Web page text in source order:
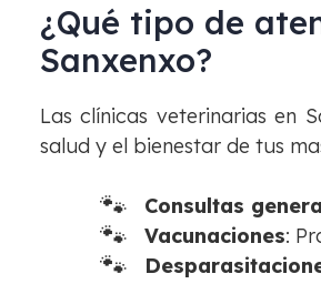
¿Qué tipo de
Sanxenxo?
Las clínicas veterinarias en
salud y el bienestar de tus
Consultas
Vacunaciones: